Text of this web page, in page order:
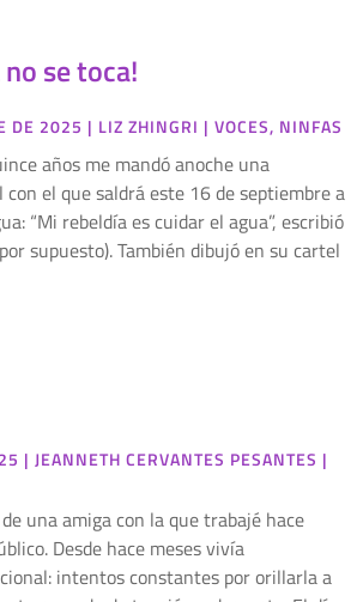
se toca!
DE 2025 | LIZ ZHINGRI | VOCES, NINFAS
años me mandó anoche una
el que saldrá este 16 de septiembre a
“Mi rebeldía es cuidar el agua”, escribió
supuesto). También dibujó en su cartel
| JEANNETH CERVANTES PESANTES |
una amiga con la que trabajé hace
Desde hace meses vivía
intentos constantes por orillarla a